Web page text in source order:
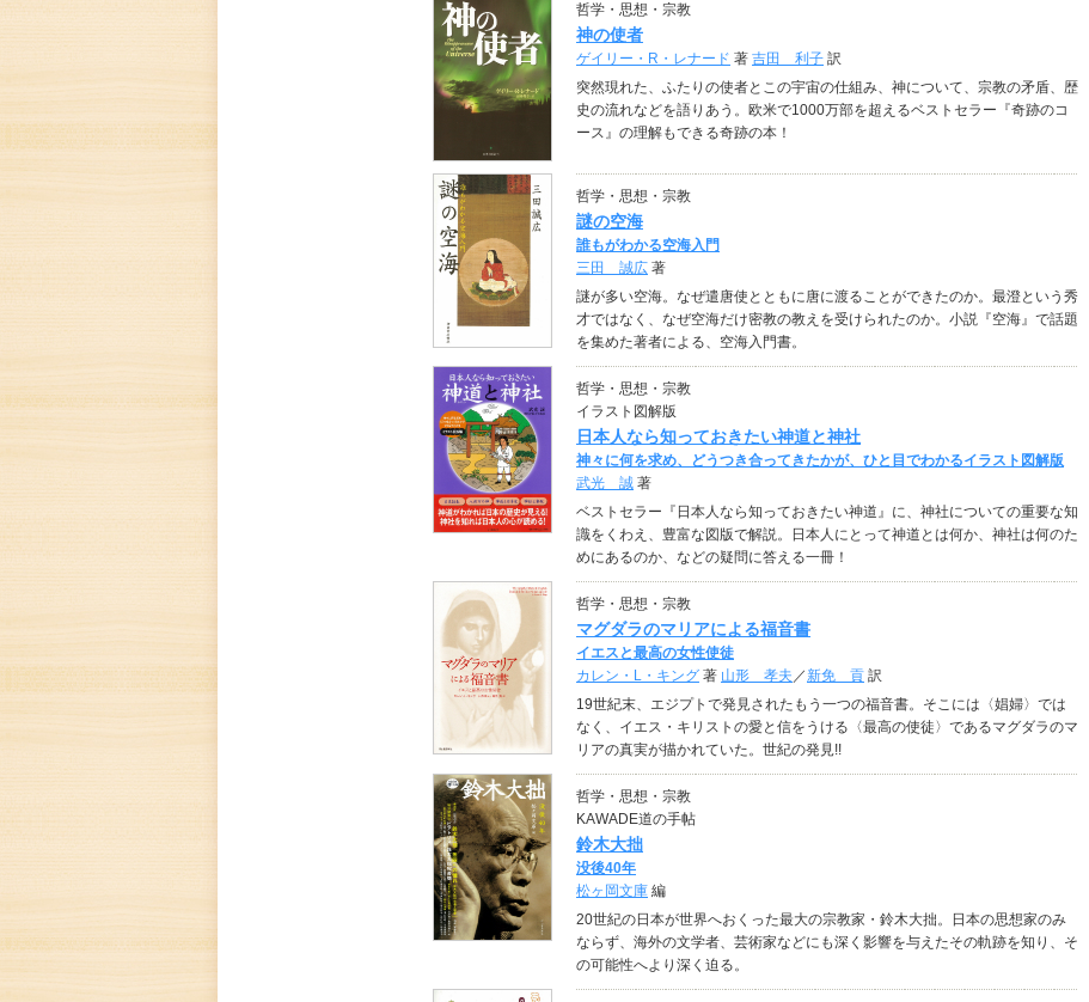
哲学・思想・宗教
神の使者
ゲイリー・R・レナード 著 吉田 利子 訳
突然現れた、ふたりの使者とこの宇宙の仕組み、神について、宗教の矛盾、歴
史の流れなどを語りあう。欧米で1000万部を超えるベストセラー『奇跡のコ
ース』の理解もできる奇跡の本！
哲学・思想・宗教
謎の空海
誰もがわかる空海入門
三田 誠広 著
謎が多い空海。なぜ遣唐使とともに唐に渡ることができたのか。最澄という秀
才ではなく、なぜ空海だけ密教の教えを受けられたのか。小説『空海』で話題
を集めた著者による、空海入門書。
哲学・思想・宗教
イラスト図解版
日本人なら知っておきたい神道と神社
神々に何を求め、どうつき合ってきたかが、ひと目でわかるイラスト図解版
武光 誠 著
ベストセラー『日本人なら知っておきたい神道』に、神社についての重要な知
識をくわえ、豊富な図版で解説。日本人にとって神道とは何か、神社は何のた
めにあるのか、などの疑問に答える一冊！
哲学・思想・宗教
マグダラのマリアによる福音書
イエスと最高の女性使徒
カレン・L・キング 著 山形 孝夫 ／新免 貢 訳
19世紀末、エジプトで発見されたもう一つの福音書。そこには〈娼婦〉では
なく、イエス・キリストの愛と信をうける〈最高の使徒〉であるマグダラのマ
リアの真実が描かれていた。世紀の発見!!
哲学・思想・宗教
KAWADE道の手帖
鈴木大拙
没後40年
松ヶ岡文庫 編
20世紀の日本が世界へおくった最大の宗教家・鈴木大拙。日本の思想家のみ
ならず、海外の文学者、芸術家などにも深く影響を与えたその軌跡を知り、そ
の可能性へより深く迫る。